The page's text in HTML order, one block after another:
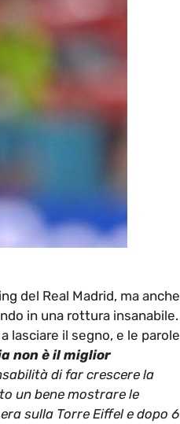
del Real Madrid, ma anche
in una rottura insanabile.
lasciare il segno, e le parole
non è il miglior
di far crescere la
un bene mostrare le
sulla Torre Eiffel e dopo 6